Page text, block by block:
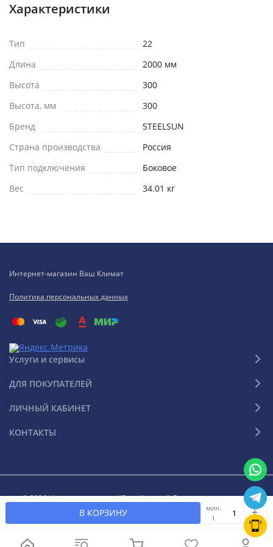
В КОРЗИНУ
мин.
1
Характеристики
Тип
22
Длина
2000 мм
Высота
300
Высота, мм
300
Бренд
STEELSUN
Страна производства
Россия
Тип подключения
Боковое
Вес
34.01 кг
Интернет-магазин Ваш Климат
Политика персональных данных
Услуги и сервисы
ДЛЯ ПОКУПАТЕЛЕЙ
ЛИЧНЫЙ КАБИНЕТ
КОНТАКТЫ
© 2026 Интернет-магазин "Ваш Климат". Все права защищены